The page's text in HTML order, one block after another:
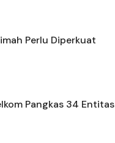
Perlu Diperkuat
Pangkas 34 Entitas